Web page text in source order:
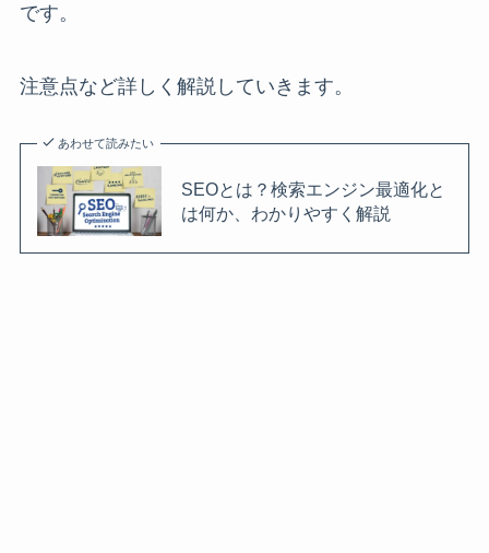
です。
注意点など詳しく解説していきます。
あわせて読みたい
SEOとは？検索エンジン最適化と
は何か、わかりやすく解説